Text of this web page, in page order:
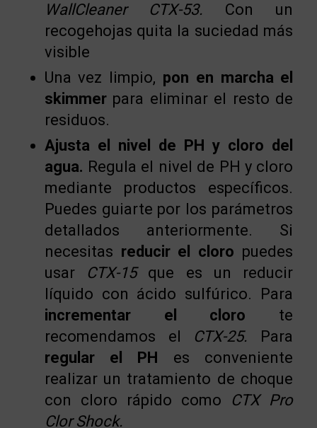
WallCleaner CTX-53. Con un
recogehojas quita la suciedad más
visible
Una vez limpio, pon en marcha el
skimmerpara eliminar el resto de
residuos.
Ajusta el nivel de PH y cloro del
agua. Regula el nivel de PH y cloro
mediante productos específicos.
Puedes guiarte por los parámetros
detallados anteriormente. Si
necesitas reducir el cloro puedes
usar
CTX-15que es un reducir
líquido con ácido sulfúrico. Para
incrementar el cloro te
recomendamos el
CTX-25. Para
regular el PH es conveniente
realizar un tratamiento de choque
con cloro rápido como
CTX Pro
Clor Shock.